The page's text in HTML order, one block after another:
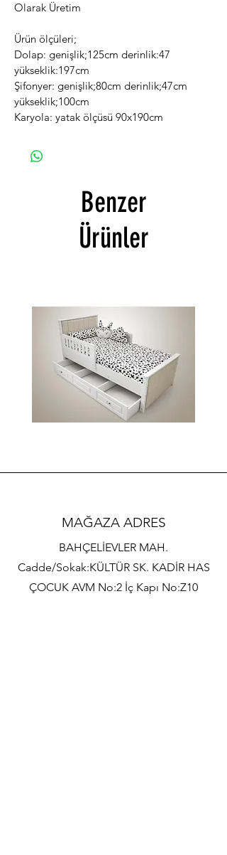
Olarak Üretim
Ürün ölçüleri;
Dolap: genişlik;125cm derinlik:47
yükseklik:197cm
Şifonyer: genişlik;80cm derinlik;47cm
yükseklik;100cm
Karyola: yatak ölçüsü 90x190cm
Benzer
Ürünler
MAĞAZA ADRES
BAHÇELİEVLER MAH.
Cadde/Sokak:KÜLTÜR SK. KADİR HAS
ÇOCUK AVM No:2 İç Kapı No:Z10